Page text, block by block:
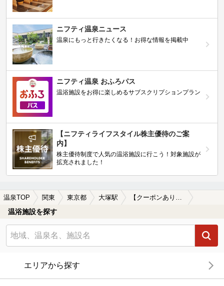
ニフティ温泉ニュース
温泉にもっと行きたくなる！お得な情報を掲載中
ニフティ温泉 おふろパス
温浴施設をお得に楽しめるサブスクリプションプラン
【ニフティライフスタイル株主優待のご案
内】
株主優待制度で人気の温浴施設に行こう！対象施設が
拡充されました！
温泉TOP 関東 東京都 大塚駅 【クーポンあり】美肌の湯が楽しめる大塚駅近くの温泉、日帰り温泉、スーパー銭湯おすすめ
温浴施設を探す
エリアから探す